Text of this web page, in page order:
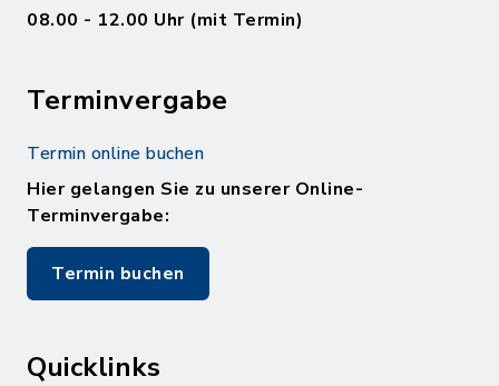
08.00 - 12.00 Uhr (mit Termin)
Terminvergabe
Termin online buchen
Hier gelangen Sie zu unserer Online-
Terminvergabe:
Termin buchen
Quicklinks